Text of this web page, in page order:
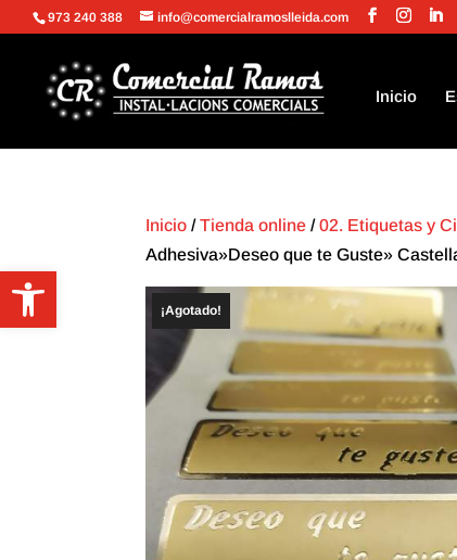
Abrir barra de herramientas
973 240 388 info@comercialramoslleida.com
Inicio
Inicio /Tienda online /02. Etiquetas y
Adhesiva»Deseo que te Guste»
¡Agotado!